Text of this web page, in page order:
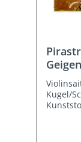
Kugel/